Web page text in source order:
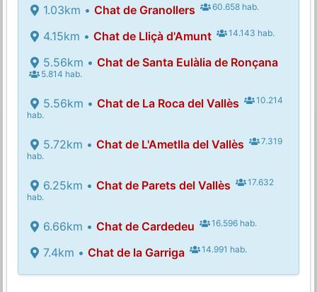
1.03km • Chat de Granollers 60.658 hab.
4.15km • Chat de Lliçà d'Amunt 14.143 hab.
5.56km • Chat de Santa Eulàlia de Ronçana
5.814 hab.
5.56km • Chat de La Roca del Vallès
10.214
hab.
5.72km • Chat de L'Ametlla del Vallès
7.319
hab.
6.25km • Chat de Parets del Vallès
17.632
hab.
6.66km • Chat de Cardedeu 16.596 hab.
7.4km • Chat de la Garriga 14.991 hab.